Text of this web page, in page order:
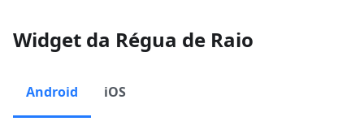
Widget da Régua de Raio
Android iOS